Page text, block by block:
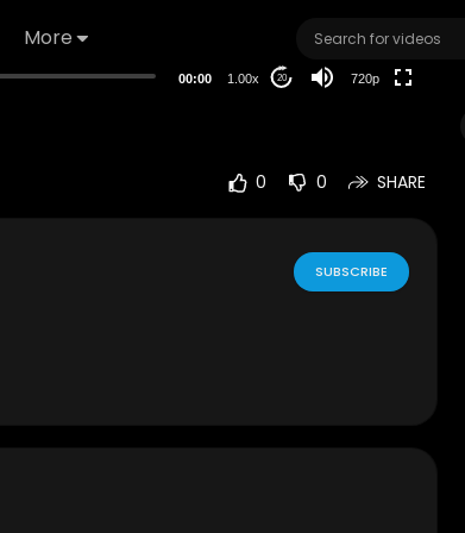
More
00:00 1.00x 20 720p
0 0 SHARE
SUBSCRIBE